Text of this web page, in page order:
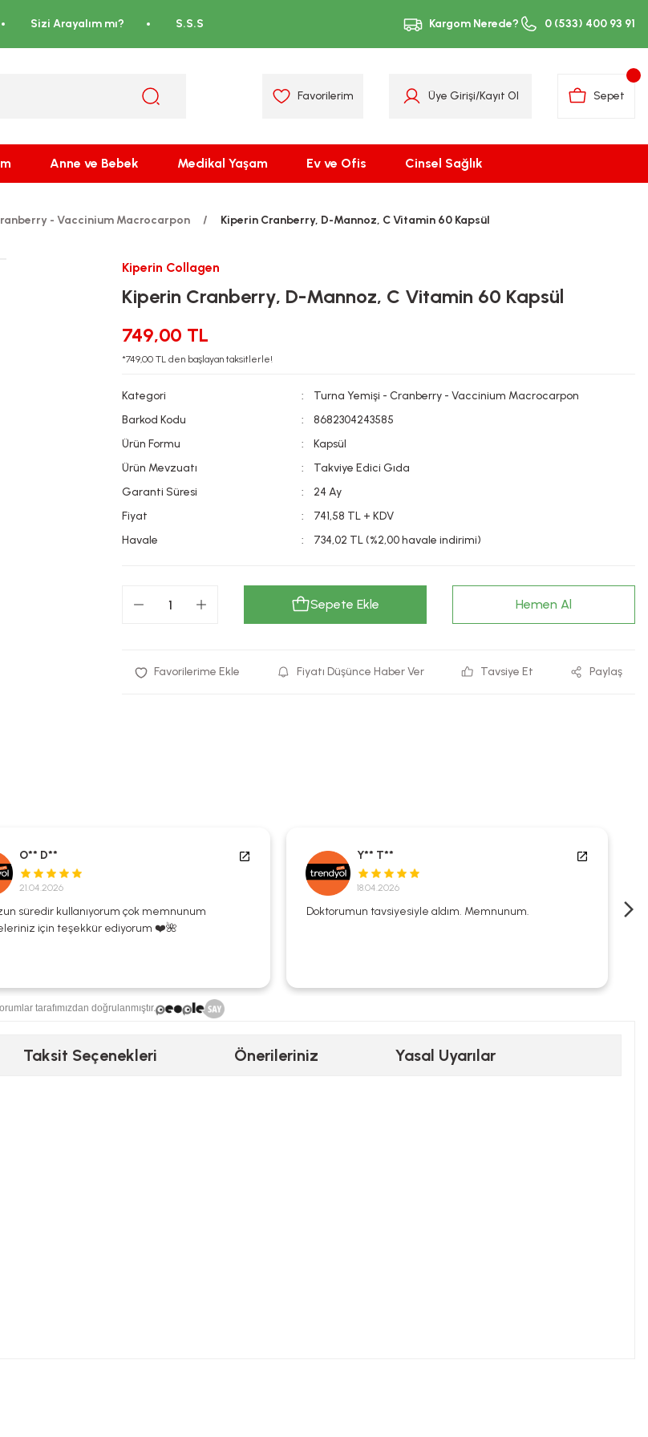
Sizi Arayalım mı? S.S.S Kargom Nerede? 0 (533) 400 93 91
Favorilerim Üye Girişi/Kayıt Ol Sepet
Anne ve Bebek Medikal Yaşam Ev ve Ofis Cinsel Sağlık
- Vaccinium Macrocarpon Kiperin Cranberry, D-Mannoz, C Vitamin 60 Kapsül
Kiperin Collagen
Kiperin Cranberry, D-Mannoz, C Vitamin 60 Kapsül
749,00 TL
*749,00 TL den başlayan taksitlerle!
Kategori
Turna Yemişi - Cranberry - Vaccinium Macrocarpon
Barkod Kodu
8682304243585
Ürün Formu
Kapsül
Ürün Mevzuatı
Takviye Edici Gıda
Garanti Süresi
24 Ay
Fiyat
741,58 TL + KDV
Havale
734,02 TL (%2,00 havale indirimi)
Sepete Ekle Hemen Al
Fiyatı Düşünce Haber Ver Tavsiye Et Paylaş
O** D**
21.04.2026
süredir kullanıyorum çok memnunum
için teşekkür ediyorum ❤️🌺
Y** T**
18.04.2026
Doktorumun tavsiyesiyle aldım. Memnunum.
tarafımızdan doğrulanmıştır.
Taksit Seçenekleri Önerileriniz Yasal Uyarılar